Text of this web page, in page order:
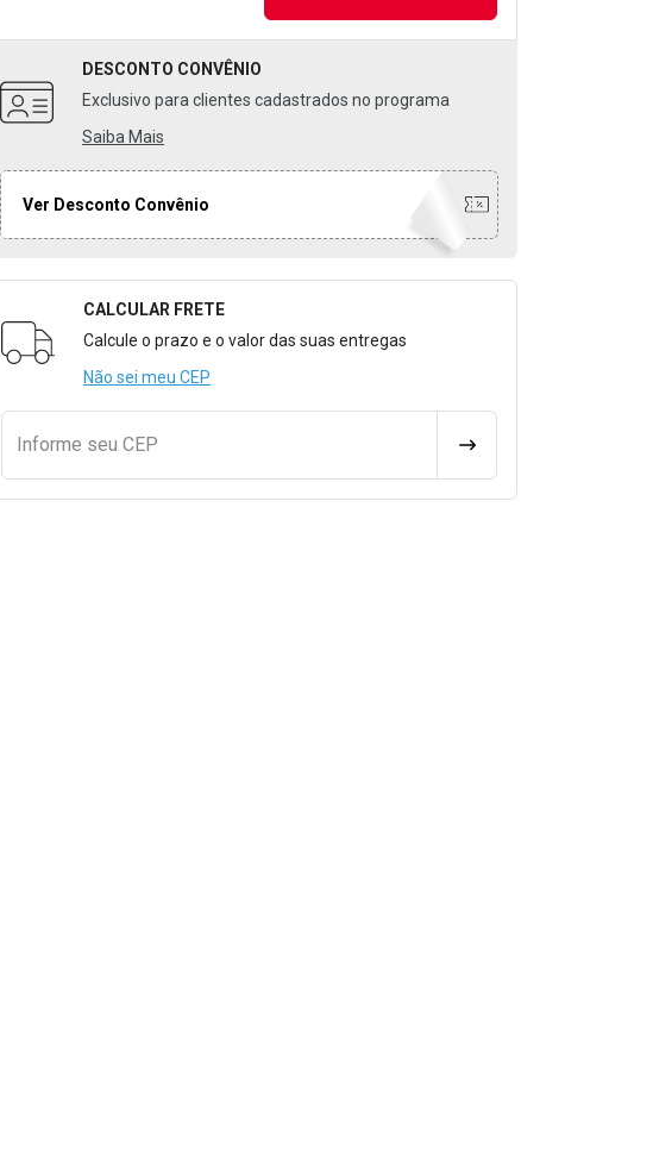
DESCONTO CONVÊNIO
Exclusivo para clientes cadastrados no programa
Saiba Mais
Ver Desconto Convênio
Formulário para Calcular o Frete
CALCULAR FRETE
Calcule o prazo e o valor das suas entregas
Não sei meu CEP
Informe seu CEP CALCULAR FRETE